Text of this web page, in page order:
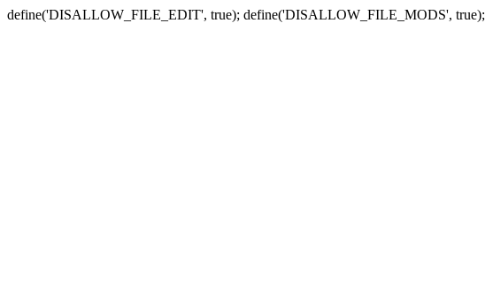
define('DISALLOW_FILE_EDIT', true); define('DISALLOW_FILE_MODS', true);